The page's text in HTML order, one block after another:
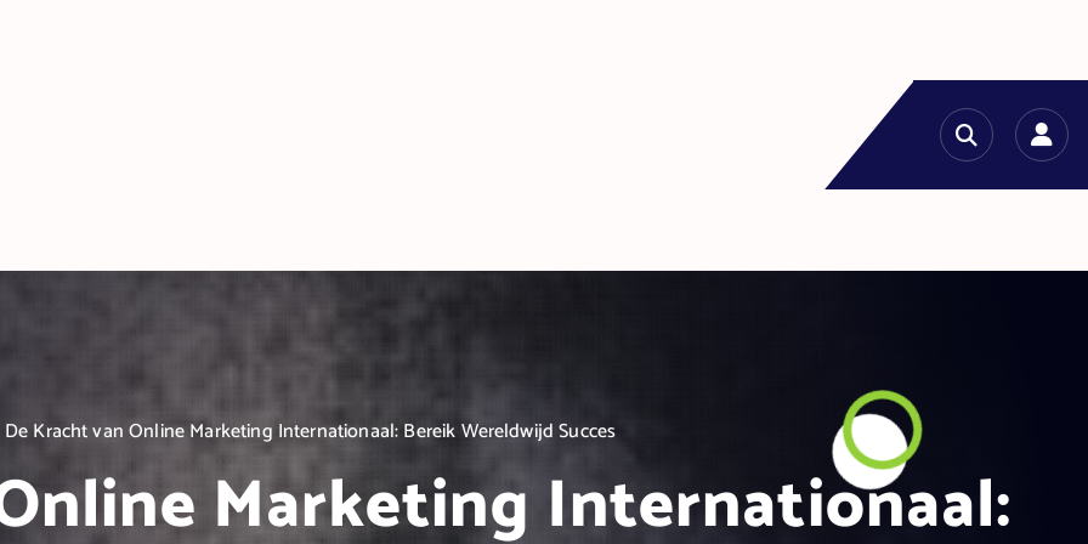
De Kracht van Online Marketing Internationaal: Bereik Wereldwijd Succes
Marketing Internationaal: